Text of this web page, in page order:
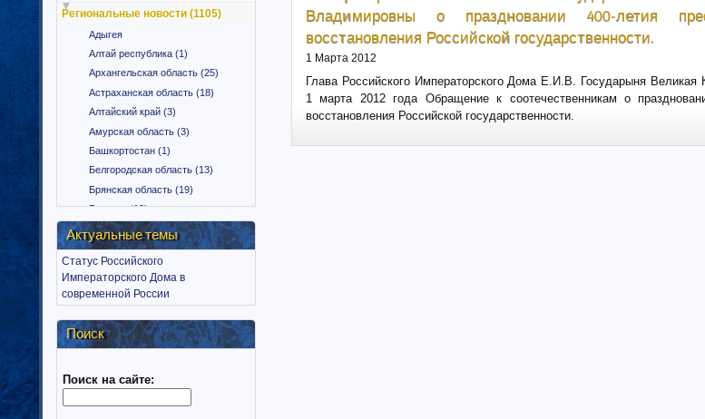
Региональные новости (1105)
Адыгея
Алтай республика (1)
Архангельская область (25)
Астраханская область (18)
Алтайский край (3)
Амурская область (3)
Башкортостан (1)
Белгородская область (13)
Брянская область (19)
Бурятия (12)
Владимирская область (15)
Вологодская область (9)
Воронежская область (18)
Дагестан (1)
Еврейская автономная область
(1)
Забайкальский край (2)
Иркутская область (11)
Актуальные темы
Статус Российского
Императорского Дома в
современной России
Поиск
Поиск на сайте:
Владимировны о праздновании 400-летия
восстановления Российской государственности.
1 Марта 2012
Глава Российского Императорского Дома Е.И.В. Государыня
1 марта 2012 года Обращение к соотечественникам о
восстановления Российской государственности.